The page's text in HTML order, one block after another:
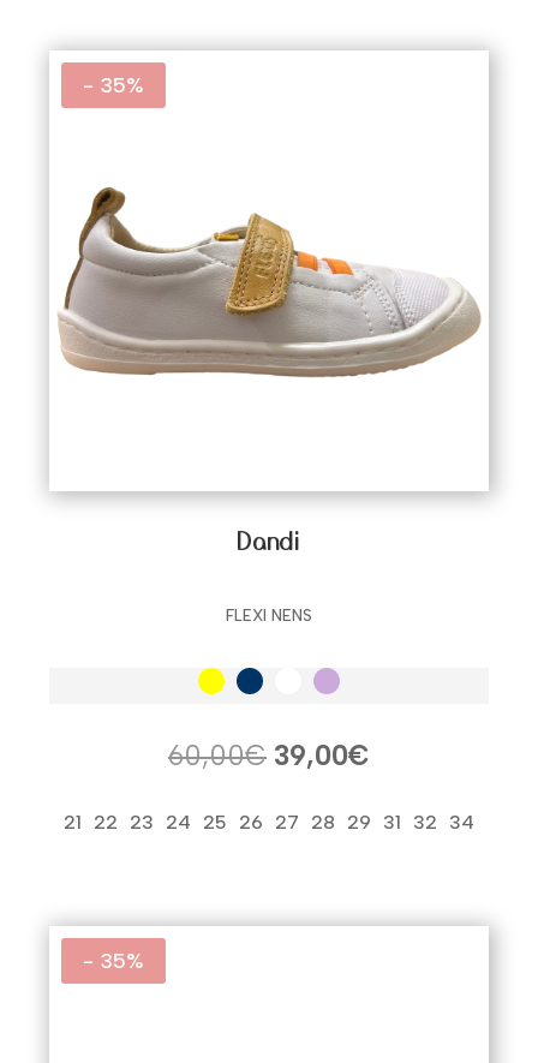
- 35%
Dandi
FLEXI NENS
60,00€ El
original
39,00€El
actual
21 22 23 24 25 26 27 28 29 31 32 34
- 35%